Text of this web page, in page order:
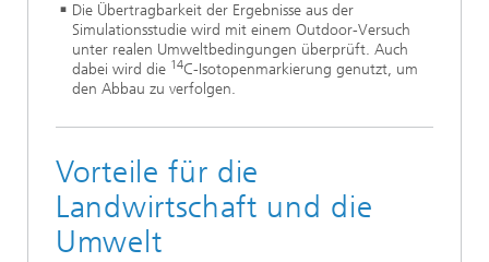
Die Übertragbarkeit der Ergebnisse aus der
Simulationsstudie wird mit einem Outdoor-Versuch
unter realen Umweltbedingungen überprüft. Auch
dabei wird die 14C-Isotopenmarkierung genutzt, um
den Abbau zu verfolgen.
Vorteile für die
Landwirtschaft und die
Umwelt